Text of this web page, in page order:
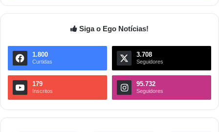
Siga o Ego Notícias!
1.800
Curtidas
3.708
Seguidores
179
Inscritos
95.732
Seguidores